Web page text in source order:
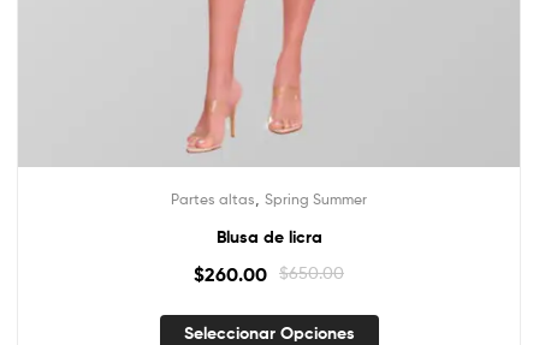
Partes altas Spring Summer
Blusa de licra
$650.00
$260.00
Seleccionar Opciones